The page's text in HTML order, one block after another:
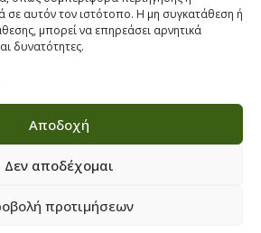
σε αυτόν τον ιστότοπο. Η μη συγκατάθεση ή
μπορεί να επηρεάσει αρνητικά
δυνατότητες.
Αποδοχή
Δεν αποδέχομαι
προτιμήσεων